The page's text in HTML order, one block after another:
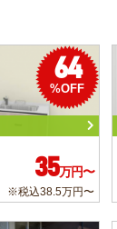
64
%OFF
35万円〜
※税込38.5万円〜